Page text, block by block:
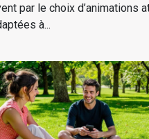
par le choix d’animations
à...